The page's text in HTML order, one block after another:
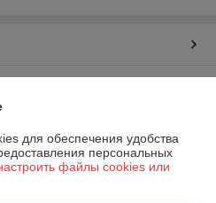
для обеспечения удобства
персональных
файлы cookies или